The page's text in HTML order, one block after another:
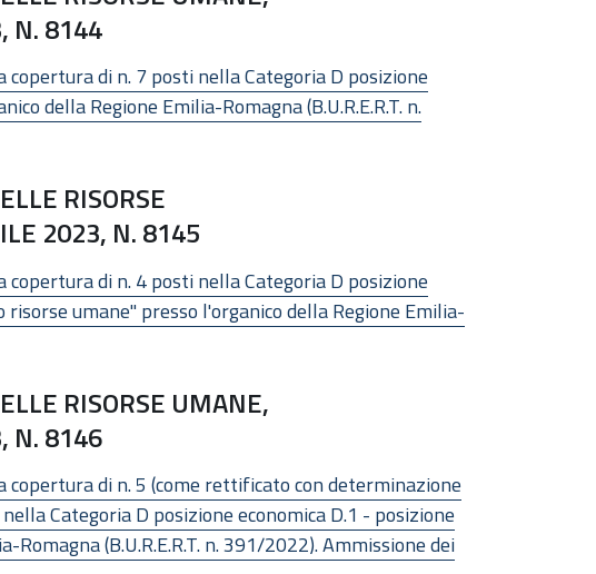
N. 8144
di n. 7 posti nella Categoria D posizione
della Regione Emilia-Romagna (B.U.R.E.R.T. n.
RISORSE
2023, N. 8145
di n. 4 posti nella Categoria D posizione
umane" presso l'organico della Regione Emilia-
RISORSE UMANE,
N. 8146
di n. 5 (come rettificato con determinazione
Categoria D posizione economica D.1 - posizione
(B.U.R.E.R.T. n. 391/2022). Ammissione dei